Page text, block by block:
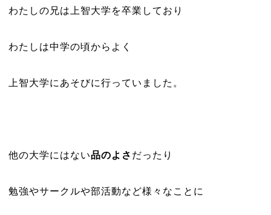
わたしの兄は上智大学を卒業しており
わたしは中学の頃からよく
上智大学にあそびに行っていました。
他の大学にはない品のよさ だったり
勉強やサークルや部活動など様々なことに